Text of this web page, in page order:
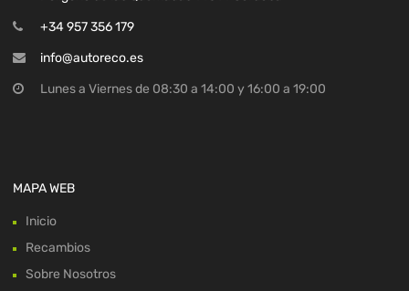
+34 957 356 179
info@autoreco.es
Lunes a Viernes de 08:30 a 14:00 y 16:00 a 19:00
MAPA WEB
Inicio
Recambios
Sobre Nosotros